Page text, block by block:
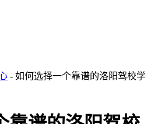
- 如何选择一个靠谱的洛阳驾校学